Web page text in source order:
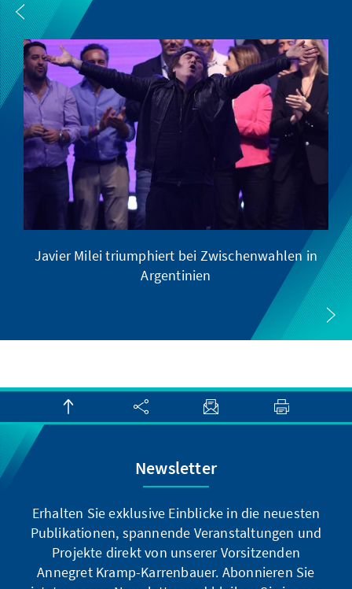
Javier Milei triumphiert bei Zwischenwahlen in
Argentinien
Newsletter
Erhalten Sie exklusive Einblicke in die neuesten
Publikationen, spannende Veranstaltungen und
Projekte direkt von unserer Vorsitzenden
Annegret Kramp-Karrenbauer. Abonnieren Sie